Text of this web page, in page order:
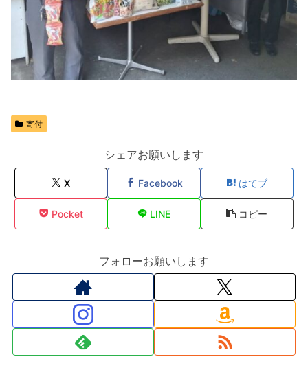
寄付
シェアお願いします
X Facebook はてブ
Pocket LINE コピー
フォローお願いします